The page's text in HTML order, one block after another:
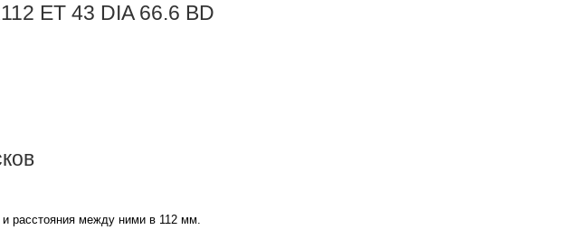
ET 43 DIA 66.6 BD
и расстояния между ними в 112 мм.